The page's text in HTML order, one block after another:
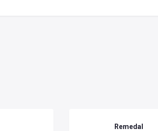
Remedal